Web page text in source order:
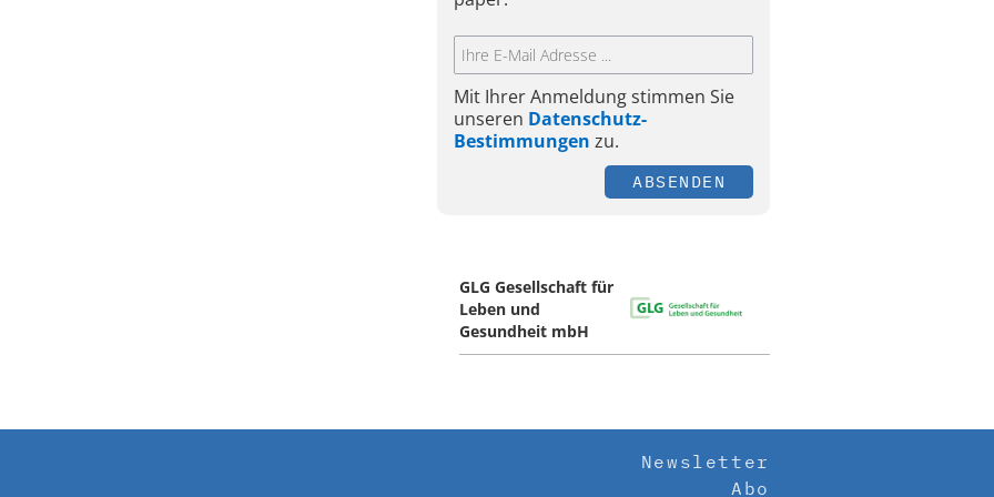
Mit Ihrer Anmeldung stimmen Sie
unseren Datenschutz-
Bestimmungen zu.
ABSENDEN
GLG Gesellschaft für
Leben und
Gesundheit mbH
Newsletter
Abo